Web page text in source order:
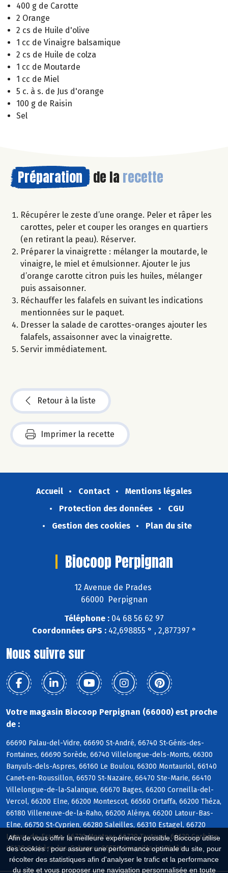
Afin de vous offrir la meilleure expérience possible, Biocoop utilise
des cookies : pour assurer une performance optimale du site, pour
récolter des statistiques afin d'analyser le trafic et la performance
du site et vous proposer une navigation personnalisée en toute
400 g de Carotte
2 Orange
2 cs de Huile d'olive
1 cc de Vinaigre balsamique
2 cs de Huile de colza
1 cc de Moutarde
1 cc de Miel
5 c. à s. de Jus d'orange
100 g de Raisin
Sel
Préparation de la recette
Récupérer le zeste d’une orange. Peler et râper les
carottes, peler et couper les oranges en quartiers
(en retirant la peau). Réserver.
Préparer la vinaigrette : mélanger la moutarde, le
vinaigre, le miel et émulsionner. Ajouter le jus
d’orange carotte citron puis les huiles, mélanger
puis assaisonner.
Réchauffer les falafels en suivant les indications
mentionnées sur le paquet.
Dresser la salade de carottes-oranges ajouter les
falafels, assaisonner avec la vinaigrette.
Servir immédiatement.
Retour à la liste
Imprimer la recette
Accueil Contact
Mentions légales
Protection des données
CGU
Gestion des cookies
Plan du site
Biocoop Perpignan
12 Avenue de Prades
66000 Perpignan
Téléphone : 04 68 56 62 97
Coordonnées GPS :42,698855 ° , 2,877397 °
Nous suivre sur
Votre magasin Biocoop Perpignan (66000) est proche
de :
66690 Palau-del-Vidre, 66690 St-André, 66740 St-Génis-des-
Fontaines, 66690 Sorède, 66740 Villelongue-dels-Monts, 66300
Banyuls-dels-Aspres, 66160 Le Boulou, 66300 Montauriol, 66140
Canet-en-Roussillon, 66570 St-Nazaire, 66470 Ste-Marie, 66410
Villelongue-de-la-Salanque, 66670 Bages, 66200 Corneilla-del-
Vercol, 66200 Elne, 66200 Montescot, 66560 Ortaffa, 66200 Théza,
66180 Villeneuve-de-la-Raho, 66200 Alénya, 66200 Latour-Bas-
Elne, 66750 St-Cyprien, 66280 Saleilles, 66310 Estagel, 66720
Latour-de-France, 66720 Montner, 66720 Tautavel, 66130 Corbère,
66130 Corbère-les-Cabanes, 66550 Corneilla-la-Rivière